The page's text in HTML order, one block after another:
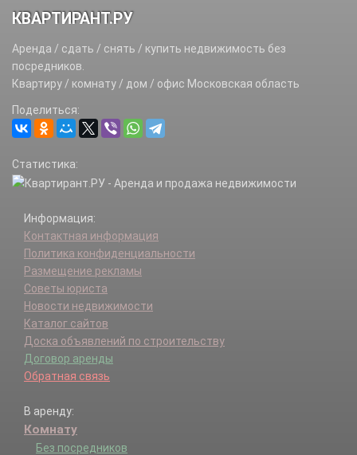
КВАРТИРАНТ.РУ
Аренда / сдать / снять / купить недвижимость без
посредников.
Квартиру / комнату / дом / офис Московская область
Поделиться:
Статистика:
Информация:
Контактная информация
Политика конфиденциальности
Размещение рекламы
Советы юриста
Новости недвижимости
Каталог сайтов
Доска объявлений по строительству
Договор аренды
Обратная связь
В аренду:
Комнату
Без посредников